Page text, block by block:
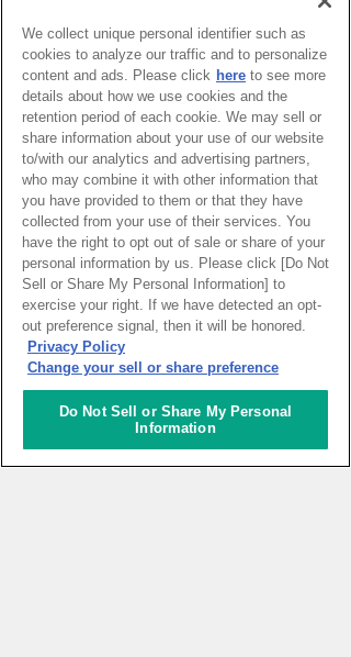
PAGE TOP
HOME
ナレッジキャピタルを知る
We collect unique personal identifier such as
cookies to analyze our traffic and to personalize
content and ads. Please click here to see more
details about how we use cookies and the
retention period of each cookie. We may sell or
share information about your use of our website
to/with our analytics and advertising partners,
who may combine it with other information that
you have provided to them or that they have
collected from your use of their services. You
have the right to opt out of sale or share of your
personal information by us. Please click [Do Not
Sell or Share My Personal Information] to
exercise your right. If we have detected an opt-
out preference signal, then it will be honored.
Privacy Policy
Change your sell or share preference
Do Not Sell or Share My Personal
Information